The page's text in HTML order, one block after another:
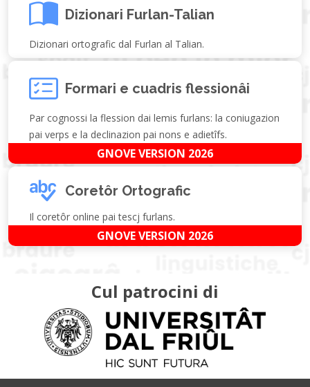
Dizionari Furlan-Talian
Dizionari ortografic dal Furlan al Talian.
Formari e cuadris flessionâi
Par cognossi la flession dai lemis furlans: la coniugazion
pai verps e la declinazion pai nons e adietîfs.
GNOVE VERSION 2026
Coretôr Ortografic
Il coretôr online pai tescj furlans.
GNOVE VERSION 2026
Cul patrocini di